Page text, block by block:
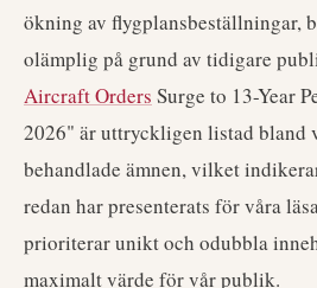
ökning av flygplansbeställningar,
olämplig på grund av tidigare
Aircraft Orders Surge to 13-Year
2026" är uttryckligen listad bland
behandlade ämnen, vilket
redan har presenterats för våra
prioriterar unikt och odubbla
maximalt värde för vår publik.